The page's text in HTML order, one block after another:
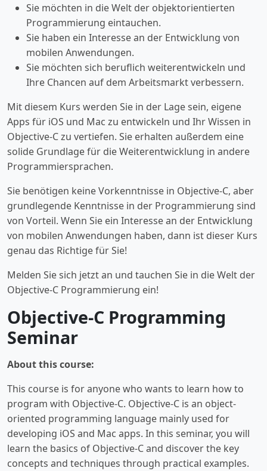
Sie möchten in die Welt der objektorientierten
Programmierung eintauchen.
Sie haben ein Interesse an der Entwicklung von
mobilen Anwendungen.
Sie möchten sich beruflich weiterentwickeln und
Ihre Chancen auf dem Arbeitsmarkt verbessern.
Mit diesem Kurs werden Sie in der Lage sein, eigene
Apps für iOS und Mac zu entwickeln und Ihr Wissen in
Objective-C zu vertiefen. Sie erhalten außerdem eine
solide Grundlage für die Weiterentwicklung in andere
Programmiersprachen.
Sie benötigen keine Vorkenntnisse in Objective-C, aber
grundlegende Kenntnisse in der Programmierung sind
von Vorteil. Wenn Sie ein Interesse an der Entwicklung
von mobilen Anwendungen haben, dann ist dieser Kurs
genau das Richtige für Sie!
Melden Sie sich jetzt an und tauchen Sie in die Welt der
Objective-C Programmierung ein!
Objective-C Programming
Seminar
About this course:
This course is for anyone who wants to learn how to
program with Objective-C. Objective-C is an object-
oriented programming language mainly used for
developing iOS and Mac apps. In this seminar, you will
learn the basics of Objective-C and discover the key
concepts and techniques through practical examples.